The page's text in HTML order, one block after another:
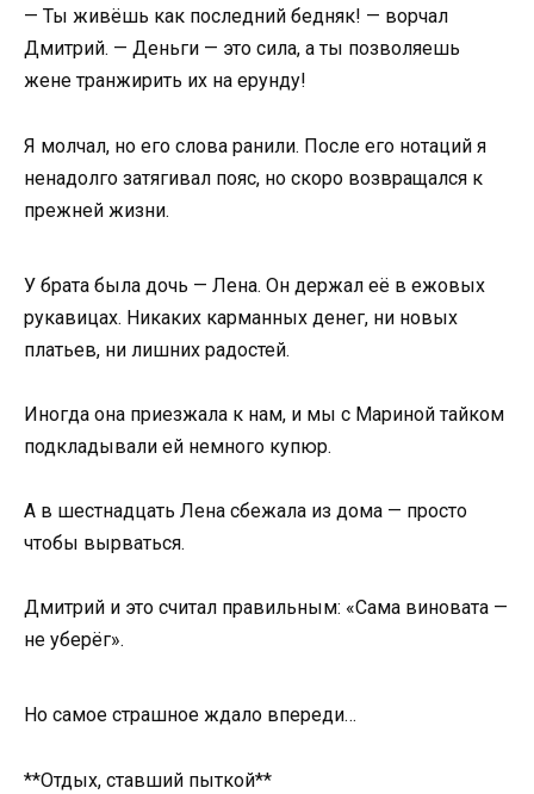
— Ты живёшь как последний бедняк! — ворчал
Дмитрий. — Деньги — это сила, а ты позволяешь
жене транжирить их на ерунду!
Я молчал, но его слова ранили. После его нотаций я
ненадолго затягивал пояс, но скоро возвращался к
прежней жизни.
У брата была дочь — Лена. Он держал её в ежовых
рукавицах. Никаких карманных денег, ни новых
платьев, ни лишних радостей.
Иногда она приезжала к нам, и мы с Мариной тайком
подкладывали ей немного купюр.
А в шестнадцать Лена сбежала из дома — просто
чтобы вырваться.
Дмитрий и это считал правильным: «Сама виновата —
не уберёг».
Но самое страшное ждало впереди…
**Отдых, ставший пыткой**